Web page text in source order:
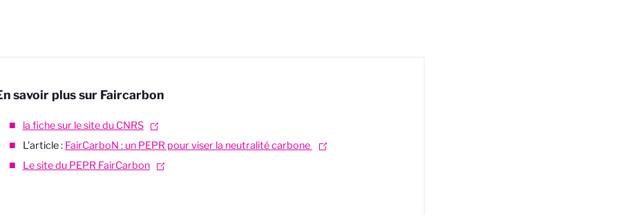
savoir plus sur Faircarbon
la fiche sur le site du CNRS
L'article : FairCarboN : un PEPR pour viser la neutralité carbone
Le site du PEPR FairCarbon